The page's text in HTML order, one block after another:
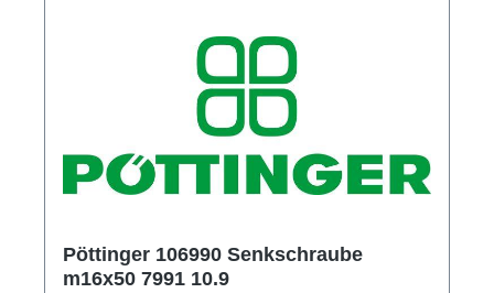
Pöttinger 106990 Senkschraube
m16x50 7991 10.9